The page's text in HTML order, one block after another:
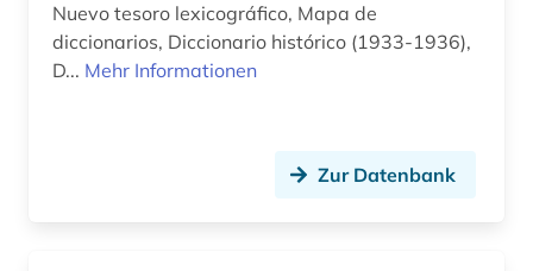
Nuevo tesoro lexicográfico, Mapa de
diccionarios, Diccionario histórico (1933-1936),
D... Mehr Informationen
Zur Datenbank